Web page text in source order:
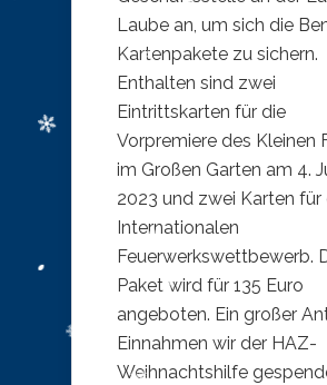
Laube an, um sich die
Kartenpakete zu sichern.
Enthalten sind zwei
Eintrittskarten für die
Vorpremiere des Kleinen
im Großen Garten am 4.
2023 und zwei Karten für
Internationalen
Feuerwerkswettbewerb.
Paket wird für 135 Euro
angeboten. Ein großer
Einnahmen wir der HAZ-
Weihnachtshilfe